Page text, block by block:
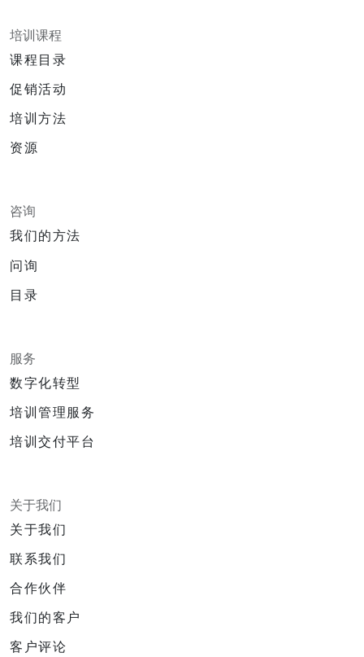
培训课程
课程目录
促销活动
培训方法
资源
咨询
我们的方法
问询
目录
服务
数字化转型
培训管理服务
培训交付平台
关于我们
关于我们
联系我们
合作伙伴
我们的客户
客户评论